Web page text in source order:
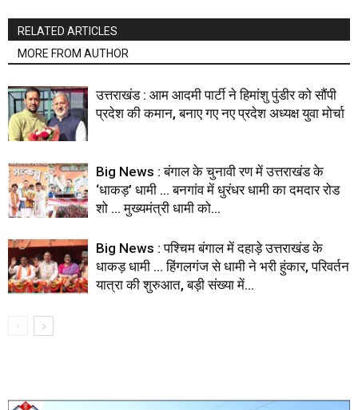
RELATED ARTICLES
MORE FROM AUTHOR
उत्तराखंड : आम आदमी पार्टी ने हिमांशु पुंडीर को सौंपी
प्रदेश की कमान, बनाए गए नए प्रदेश अध्यक्ष युवा मोर्चा
Big News : बंगाल के चुनावी रण में उत्तराखंड के
‘धाकड़’ धामी … बनगांव में धुरंधर धामी का दमदार रोड
शो … मुख्यमंत्री धामी को...
Big News : पश्चिम बंगाल में दहाड़े उत्तराखंड के
धाकड़ धामी … हिंगलगंज से धामी ने भरी हुंकार, परिवर्तन
यात्रा की शुरुआत, बड़ी संख्या में...